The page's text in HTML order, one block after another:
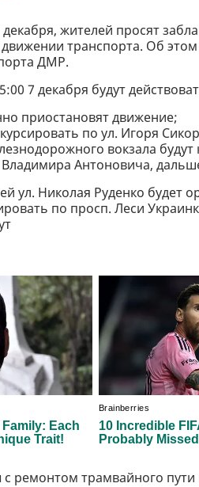
декабря, жителей просят
транспорта. Об
ДМР.
7 декабря будут
приостановят движение;
по ул. Игоря
вокзала будут
Владимира Антоновича,
ул. Николая Руденко будет
по просп. Леси
ремонтом трамвайного